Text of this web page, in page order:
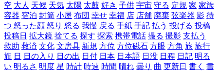
空 大人 天候 天気 太陽 太鼓 好き 子供 宇宙 守る 定規 家 家族
容器 宿泊 封筒 小屋 布団 幸せ 幸福 店 店舗 廃棄 弦楽器 影 待
つ 怒った顔 怒り 怒る 我慢 戻る 手紙 手記 払う 投げる 投稿
投稿日 拡大鏡 捨てる 探す 探索 携帯電話 撮る 撮影 支払う
救助 救済 文化 文房具 新規 方位 方位磁石 方眼 方角 旅 旅行
旗 日 日の入り 日の出 日付 日本 日本語 日没 日程 日記 明る
い 明るさ 明度 星 時計 時速 時間 晴れ 曇り 曲 更新日 書く 書